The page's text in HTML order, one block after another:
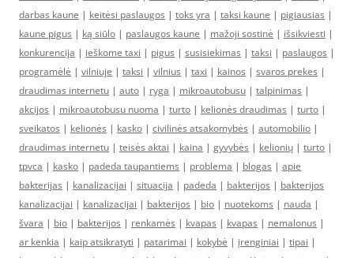
darbas kaune | keitėsi paslaugos | toks yra | taksi kaune | pigiausias |
kaune pigus | ką siūlo | paslaugos kaune | mažoji sostinė | išsikviesti |
konkurencija | ieškome taxi | pigus | susisiekimas | taksi | paslaugos |
programėlė | vilniuje | taksi | vilnius | taxi | kainos | svaros prekes |
draudimas internetu | auto | ryga | mikroautobusu | talpinimas |
akcijos | mikroautobusu nuoma | turto | kelionės draudimas | turto |
sveikatos | kelionės | kasko | civilinės atsakomybės | automobilio |
draudimas internetu | teisės aktai | kaina | gyvybės | kelionių | turto |
tpvca | kasko | padeda taupantiems | problema | blogas | apie
bakterijas | kanalizacijai | situacija | padeda | bakterijos | bakterijos
kanalizacijai | kanalizacijai | bakterijos | bio | nuotekoms | nauda |
švara | bio | bakterijos | renkamės | kvapas | kvapas | nemalonus |
ar kenkia | kaip atsikratyti | patarimai | kokybė | įrenginiai | tipai |